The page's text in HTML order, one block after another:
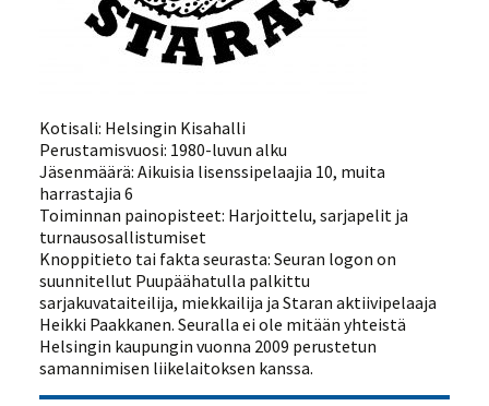
Kotisali: Helsingin Kisahalli
Perustamisvuosi: 1980-luvun alku
Jäsenmäärä: Aikuisia lisenssipelaajia 10, muita
harrastajia 6
Toiminnan painopisteet: Harjoittelu, sarjapelit ja
turnausosallistumiset
Knoppitieto tai fakta seurasta: Seuran logon on
suunnitellut Puupäähatulla palkittu
sarjakuvataiteilija, miekkailija ja Staran aktiivipelaaja
Heikki Paakkanen. Seuralla ei ole mitään yhteistä
Helsingin kaupungin vuonna 2009 perustetun
samannimisen liikelaitoksen kanssa.